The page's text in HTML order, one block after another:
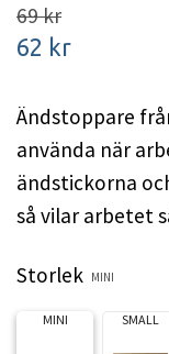
69 kr
62 kr
Ändstoppare
använda när
ändstickorna
så vilar arbetet
Storlek MINI
MINI SMALL